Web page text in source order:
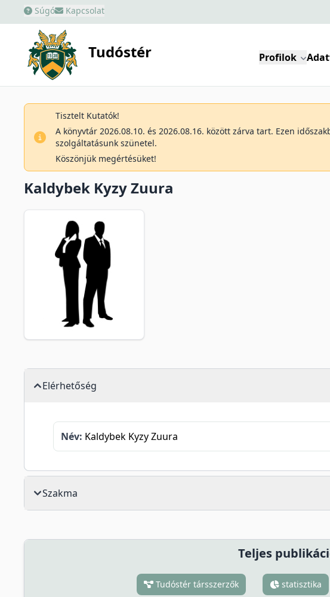
Súgó Kapcsolat
Tudóstér Profilok
Tisztelt Kutatók!
A könyvtár 2026.08.10. és 2026.08.16. között zárva tart. Ezen
szolgáltatásunk szünetel.
Köszönjük megértésüket!
Kaldybek Kyzy Zuura
Elérhetőség
Név: Kaldybek Kyzy Zuura
Szakma
Teljes
Tudóstér társszerzők statisztika